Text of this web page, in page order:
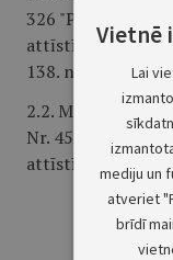
326 "Par Rīgas
attīstības
138. nr.; 2014,
2.2. Ministru
Nr. 459 "Par
attīstības padomi"
Vietnē
Lai
mediju un
atveriet
brīdī